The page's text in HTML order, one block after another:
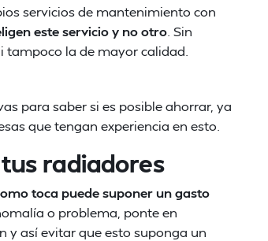
servicios de mantenimiento con
este servicio y no otro . Sin
tampoco la de mayor calidad.
para saber si es posible ahorrar, ya
que tengan experiencia en esto.
radiadores
toca puede suponer un gasto
o problema, ponte en
y así evitar que esto suponga un